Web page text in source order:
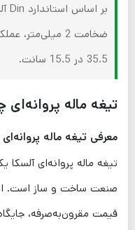
ضخامت 2
35.5 در 15.5 سانت.
تیغه ماله پروانه‌ای
معرفی تیغه ماله پروانه‌ای
تیغه ماله پروانه‌ای آلسکا
صنعت ساخت و ساز است.
قیمت مقرون‌به‌صرفه،